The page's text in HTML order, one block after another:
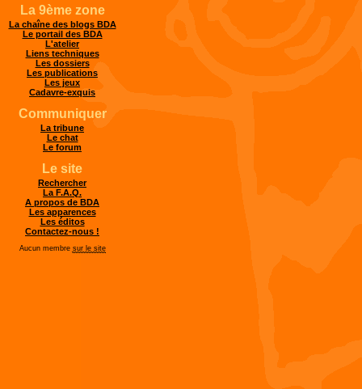
La 9ème zone
La chaîne des blogs BDA
Le portail des BDA
L'atelier
Liens techniques
Les dossiers
Les publications
Les jeux
Cadavre-exquis
Communiquer
La tribune
Le chat
Le forum
Le site
Rechercher
La F.A.Q.
A propos de BDA
Les apparences
Les éditos
Contactez-nous !
Aucun membre sur le site